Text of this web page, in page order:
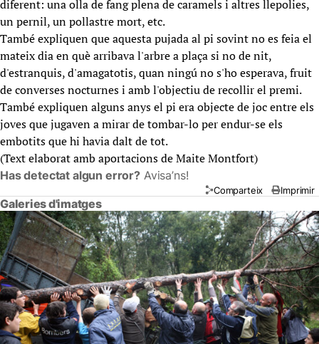
diferent: una olla de fang plena de caramels i altres llepolies,
un pernil, un pollastre mort, etc.
També expliquen que aquesta pujada al pi sovint no es feia el
mateix dia en què arribava l'arbre a plaça si no de nit,
d'estranquis, d'amagatotis, quan ningú no s'ho esperava, fruit
de converses nocturnes i amb l'objectiu de recollir el premi.
També expliquen alguns anys el pi era objecte de joc entre els
joves que jugaven a mirar de tombar-lo per endur-se els
embotits que hi havia dalt de tot.
(Text elaborat amb aportacions de Maite Montfort)
Has detectat algun error? Avisa’ns!
Comparteix Imprimir
Galeries d'imatges